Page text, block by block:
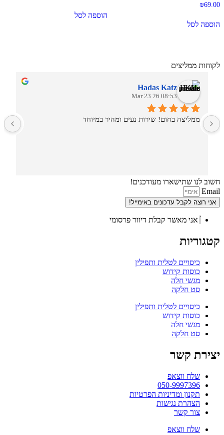
₪69.00
הוספה לסל
הוספה לסל
לקוחות ממליצים
Hadas Katz
08:53 26 Mar 23
ממליצה בחום! שירות נעים ומהיר במיוחד
חשוב לנו שתישארו מעודכנים!
Email
אני רוצה לקבל עדכונים באימייל!
אני מאשר קבלת דיוור פרסומי
קטגוריות
כיסויים לטלית ותפילין
כוסות קידוש
מגשי חלה
סט חלקה
כיסויים לטלית ותפילין
כוסות קידוש
מגשי חלה
סט חלקה
יצירת קשר
שלח ווצאפ
050-9997396
תקנון ומדיניות הפרטיות
הצהרת נגישות
צור קשר
שלח ווצאפ